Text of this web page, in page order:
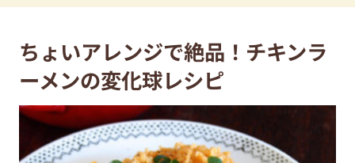
ちょいアレンジで絶品！チキンラ
ーメンの変化球レシピ